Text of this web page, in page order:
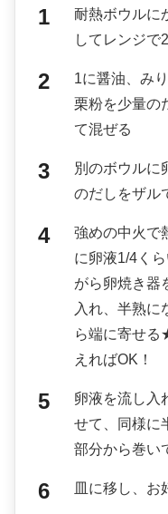
耐熱ボウルに
してレンジで
1に醤油、み
栗粉を少量の
て混ぜる
別のボウルに
のだしをザル
強めの中火で
に卵液1/4く
がら卵焼き器
入れ、半熟に
ら端に寄せ
えればOK！
卵液を流し入
せて、同様に
部分から巻い
皿に移し、お